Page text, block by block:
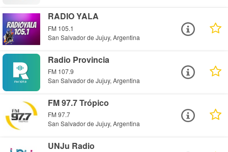
RADIO YALA
FM 105.1
San Salvador de Jujuy, Argentina
Radio Provincia
FM 107.9
San Salvador de Jujuy, Argentina
FM 97.7 Trópico
FM 97.7
San Salvador de Jujuy, Argentina
UNJu Radio